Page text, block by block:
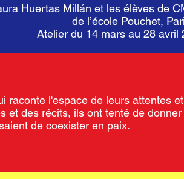
Huertas Millán et les élèves de
de l’école Pouchet,
Atelier du 14 mars au 28 avril
raconte l'espace de leurs attentes et
et des récits, ils ont tenté de donner
de coexister en paix.